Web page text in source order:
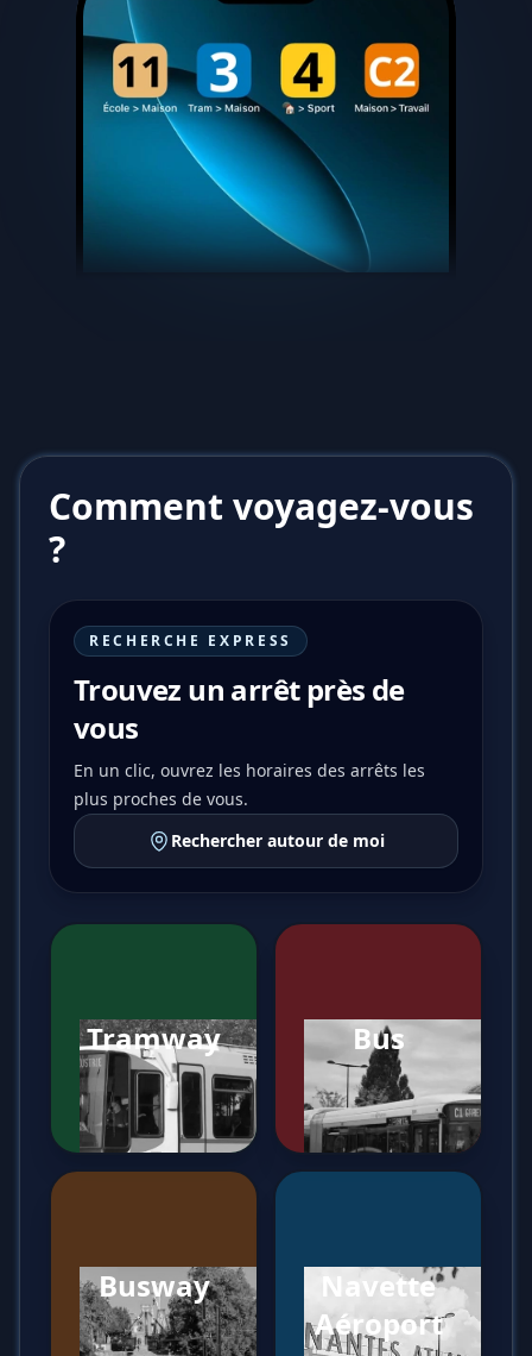
Comment voyagez-vous
?
RECHERCHE EXPRESS
Trouvez un arrêt près de
vous
En un clic, ouvrez les horaires des arrêts les
plus proches de vous.
Rechercher autour de moi
Tramway Bus
Busway
Navette
Aéroport